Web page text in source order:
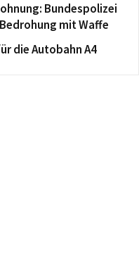
Bundespolizei
mit Waffe
die Autobahn A4